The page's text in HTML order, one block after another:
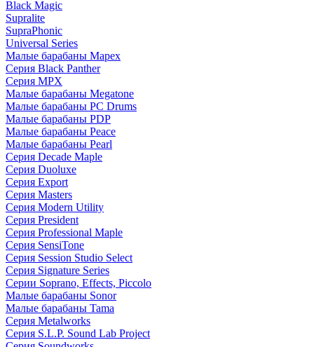
Black Magic
Supralite
SupraPhonic
Universal Series
Малые барабаны Mapex
Серия Black Panther
Серия MPX
Малые барабаны Megatone
Малые барабаны PC Drums
Малые барабаны PDP
Малые барабаны Peace
Малые барабаны Pearl
Серия Decade Maple
Серия Duoluxe
Серия Export
Серия Masters
Серия Modern Utility
Серия President
Серия Professional Maple
Серия SensiTone
Серия Session Studio Select
Серия Signature Series
Серии Soprano, Effects, Piccolo
Малые барабаны Sonor
Малые барабаны Tama
Серия Metalworks
Серия S.L.P. Sound Lab Project